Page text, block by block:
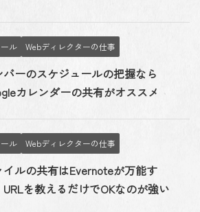
ル Webディレクターの仕事
バーのスケジュールの把握なら
カレンダーの共有がオススメ
ル Webディレクターの仕事
イルの共有はEvernoteが万能す
URLを教えるだけでOKなのが強い